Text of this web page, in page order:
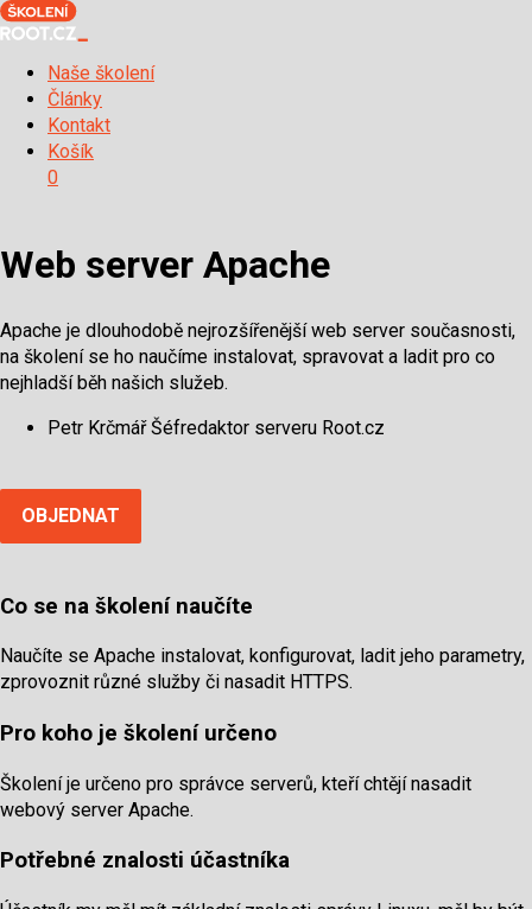
Naše školení
Články
Kontakt
Košík
0
Web server Apache
Apache je dlouhodobě nejrozšířenější web server současnosti,
na školení se ho naučíme instalovat, spravovat a ladit pro co
nejhladší běh našich služeb.
Petr Krčmář Šéfredaktor serveru Root.cz
OBJEDNAT
Co se na školení naučíte
Naučíte se Apache instalovat, konfigurovat, ladit jeho parametry,
zprovoznit různé služby či nasadit HTTPS.
Pro koho je školení určeno
Školení je určeno pro správce serverů, kteří chtějí nasadit
webový server Apache.
Potřebné znalosti účastníka